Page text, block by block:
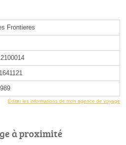
Frontieres
Éditer les informations de mon agence de voyage
à proximité